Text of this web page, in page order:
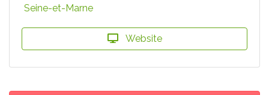
Seine-et-Marne
Website